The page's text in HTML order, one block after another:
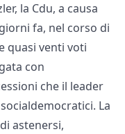
la Cdu, a causa
fa, nel corso di
quasi venti voti
con
che il leader
La
astenersi,